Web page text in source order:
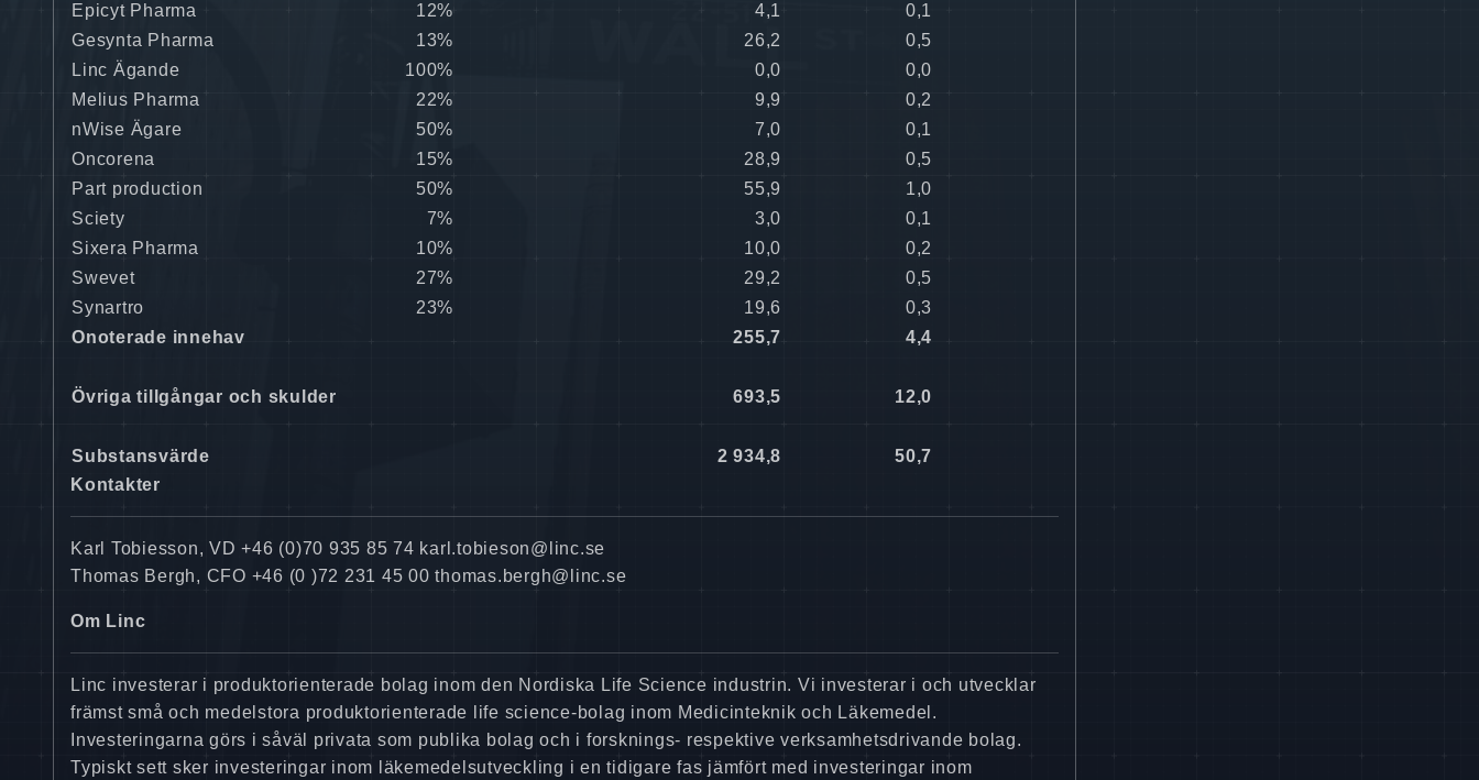
Epicyt Pharma
12% 4,1
0,1
Gesynta Pharma
13% 26,2
0,5
Linc Ägande
100% 0,0
0,0
Melius Pharma
22% 9,9
0,2
nWise Ägare
50% 7,0
0,1
Oncorena
15% 28,9
0,5
Part production
50% 55,9
1,0
Sciety
7% 3,0
0,1
Sixera Pharma
10% 10,0
0,2
Swevet
27% 29,2
0,5
Synartro
23% 19,6
0,3
Onoterade innehav
255,7 4,4
Övriga tillgångar och skulder 693,5 12,0
Substansvärde 2 934,8
50,7
Kontakter
Karl Tobiesson, VD +46 (0)70 935 85 74 karl.tobieson@linc.se
Thomas Bergh, CFO +46 (0 )72 231 45 00 thomas.bergh@linc.se
Om Linc
Linc investerar i produktorienterade bolag inom den Nordiska Life Science industrin. Vi investerar i och utvecklar
främst små och medelstora produktorienterade life science-bolag inom Medicinteknik och Läkemedel.
Investeringarna görs i såväl privata som publika bolag och i forsknings- respektive verksamhetsdrivande bolag.
Typiskt sett sker investeringar inom läkemedelsutveckling i en tidigare fas jämfört med investeringar inom